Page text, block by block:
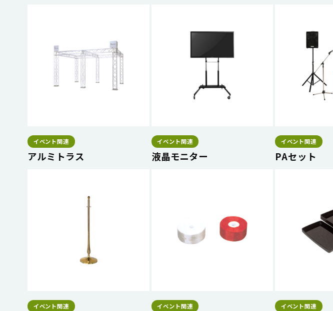
イベント関連
アルミトラス
イベント関連
液晶モニター
イベント関連
PAセット
イベント関連 イベント関連 イベント関連